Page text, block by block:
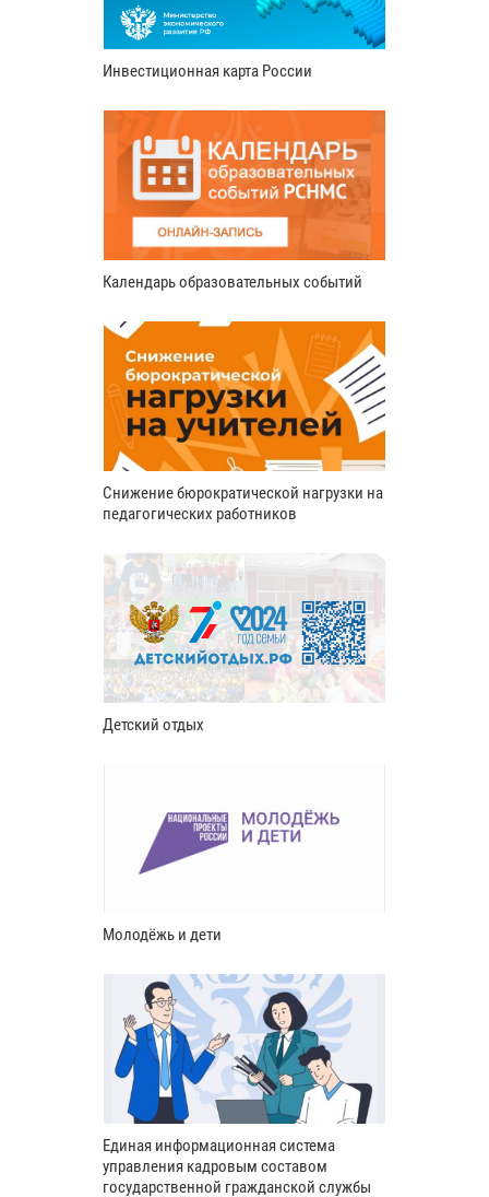
Инвестиционная карта России
Календарь образовательных событий
Снижение бюрократической нагрузки на
педагогических работников
Детский отдых
Молодёжь и дети
Единая информационная система
управления кадровым составом
государственной гражданской службы